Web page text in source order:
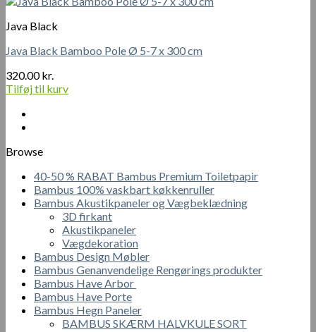
Java Black
Java Black Bamboo Pole Ø 5-7 x 300 cm
320.00kr.
Tilføj til kurv
Browse
40-50 % RABAT Bambus Premium Toiletpapir
Bambus 100% vaskbart køkkenruller
Bambus Akustikpaneler og Vægbeklædning
3D firkant
Akustikpaneler
Vægdekoration
Bambus Design Møbler
Bambus Genanvendelige Rengørings produkter
Bambus Have Arbor
Bambus Have Porte
Bambus Hegn Paneler
BAMBUS SKÆRM HALVKULE SORT